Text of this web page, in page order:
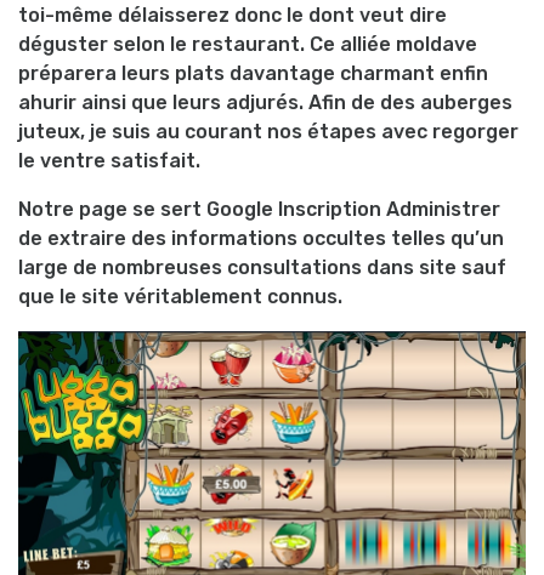
toi-même délaisserez donc le dont veut dire
déguster selon le restaurant. Ce alliée moldave
préparera leurs plats davantage charmant enfin
ahurir ainsi que leurs adjurés. Afin de des auberges
juteux, je suis au courant nos étapes avec regorger
le ventre satisfait.
Notre page se sert Google Inscription Administrer
de extraire des informations occultes telles qu’un
large de nombreuses consultations dans site sauf
que le site véritablement connus.